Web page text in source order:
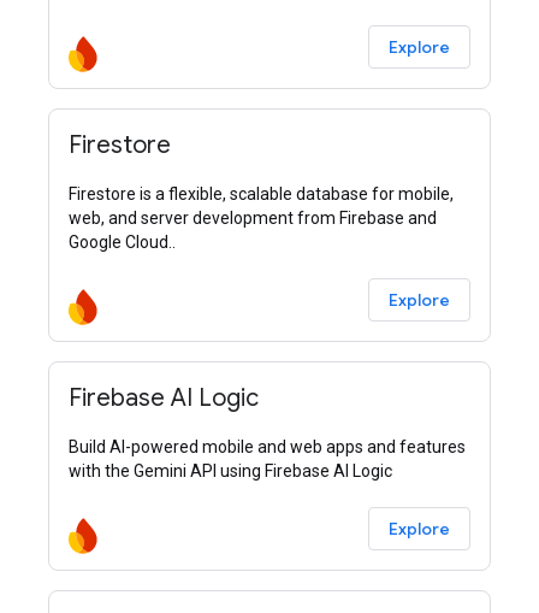
Explore
Firestore
Firestore is a flexible, scalable database for mobile,
web, and server development from Firebase and
Google Cloud..
Explore
Firebase AI Logic
Build AI-powered mobile and web apps and features
with the Gemini API using Firebase AI Logic
Explore